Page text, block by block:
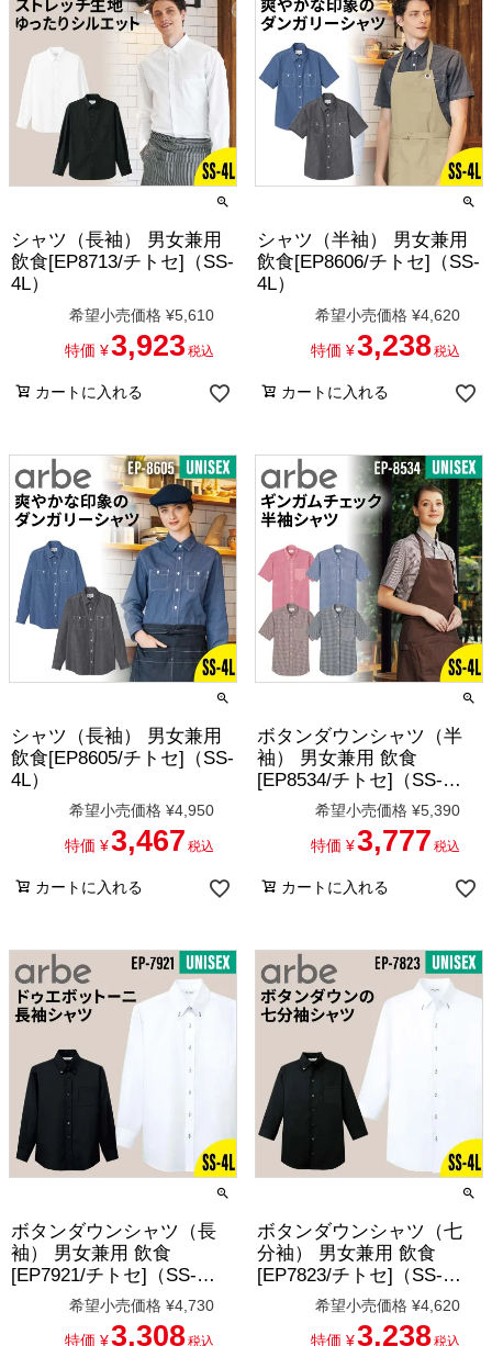
シャツ（長袖） 男女兼用
飲食[EP8713/チトセ]（SS-
4L）
希望小売価格 ¥5,610
特価 ¥3,923 税込
カートに入れる
シャツ（半袖） 男女兼用
飲食[EP8606/チトセ]（SS-
4L）
希望小売価格 ¥4,620
特価 ¥3,238税込
カートに入れる
シャツ（長袖） 男女兼用
飲食[EP8605/チトセ]（SS-
4L）
希望小売価格 ¥4,950
特価 ¥3,467 税込
カートに入れる
ボタンダウンシャツ（半
袖） 男女兼用 飲食
[EP8534/チトセ]（SS-
希望小売価格 ¥5,390
特価 ¥3,777 税込
カートに入れる
ボタンダウンシャツ（長
袖） 男女兼用 飲食
[EP7921/チトセ]（SS-
希望小売価格 ¥4,730
特価 ¥3,308税込
ボタンダウンシャツ（七
分袖） 男女兼用 飲食
[EP7823/チトセ]（SS-
希望小売価格 ¥4,620
特価 ¥3,238税込